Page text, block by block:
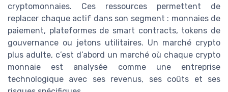
cryptomonnaies. Ces ressources permettent de
replacer chaque actif dans son segment : monnaies de
paiement, plateformes de smart contracts, tokens de
gouvernance ou jetons utilitaires. Un marché crypto
plus adulte, c’est d’abord un marché où chaque crypto
monnaie est analysée comme une entreprise
technologique avec ses revenus, ses coûts et ses